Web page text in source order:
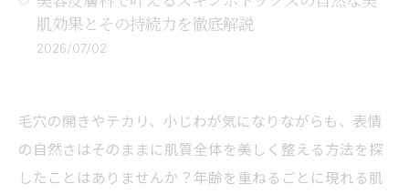
肌効果とその持続力を徹底解説
2026/07/02
毛穴の開きやテカリ、小じわが気になりながらも、表情
の自然さはそのままに肌質全体を美しく整える方法を探
したことはありませんか？年齢を重ねるごとに現れる肌